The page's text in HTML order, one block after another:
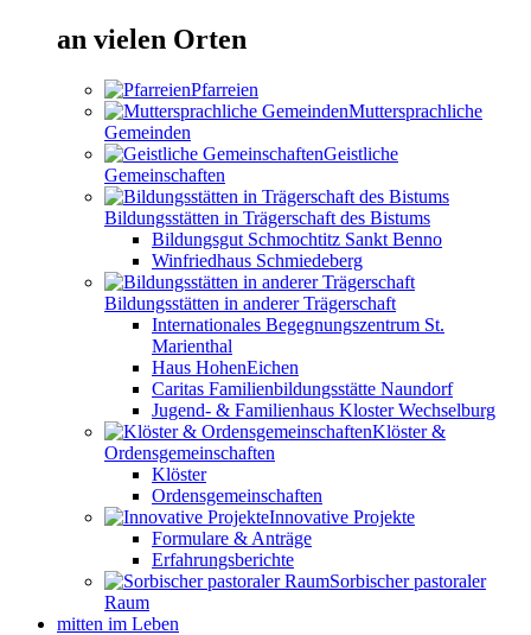
an vielen Orten
Pfarreien
Muttersprachliche
Gemeinden
Geistliche
Gemeinschaften
Bildungsstätten in Trägerschaft des Bistums
Bildungsgut Schmochtitz Sankt Benno
Winfriedhaus Schmiedeberg
Bildungsstätten in anderer Trägerschaft
Internationales Begegnungszentrum St.
Marienthal
Haus HohenEichen
Caritas Familienbildungsstätte Naundorf
Jugend- & Familienhaus Kloster Wechselburg
Klöster &
Ordensgemeinschaften
Klöster
Ordensgemeinschaften
Innovative Projekte
Formulare & Anträge
Erfahrungsberichte
Sorbischer pastoraler
Raum
mitten im Leben